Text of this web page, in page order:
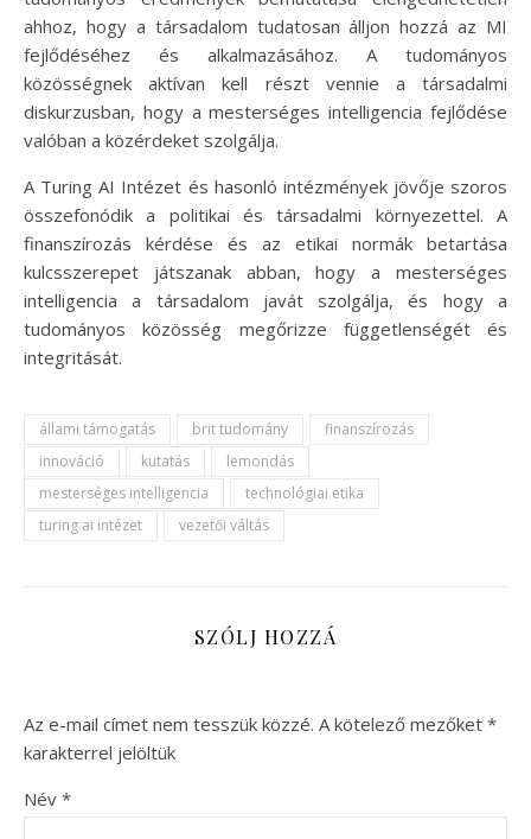
ahhoz, hogy a társadalom tudatosan álljon hozzá az MI
fejlődéséhez és alkalmazásához. A tudományos
közösségnek aktívan kell részt vennie a társadalmi
diskurzusban, hogy a mesterséges intelligencia fejlődése
valóban a közérdeket szolgálja.
A Turing AI Intézet és hasonló intézmények jövője szoros
összefonódik a politikai és társadalmi környezettel. A
finanszírozás kérdése és az etikai normák betartása
kulcsszerepet játszanak abban, hogy a mesterséges
intelligencia a társadalom javát szolgálja, és hogy a
tudományos közösség megőrizze függetlenségét és
integritását.
állami támogatás brit tudomány
finanszírozás
innováció
kutatás
lemondás
mesterséges intelligencia
technológiai etika
turing ai intézet
vezetői váltás
SZÓLJ HOZZÁ
Az e-mail címet nem tesszük közzé. A kötelező mezőket *
karakterrel jelöltük
Név *